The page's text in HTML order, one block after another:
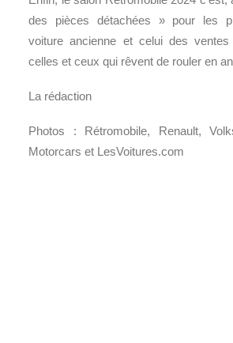
des pièces détachées » pour les
voiture ancienne et celui des
celles et ceux qui rêvent de rouler en
La rédaction
Photos : Rétromobile, Renault,
Motorcars et LesVoitures.com